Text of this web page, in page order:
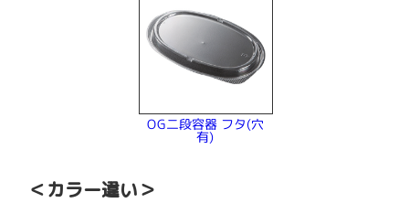
OG二段容器 フタ(穴
有)
＜カラー違い＞